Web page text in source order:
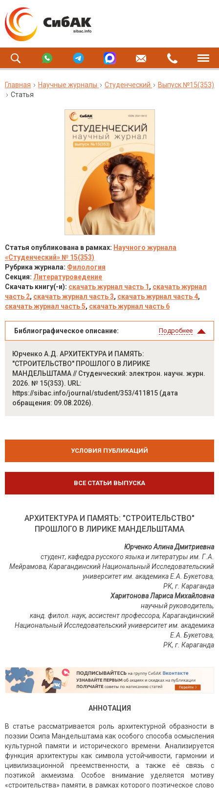
Главная Научные журналы Студенческий
Выпуск №15(353)
Статья
Статья опубликована в рамках: Научного журнала
«Студенческий» № 15(353)
Рубрика журнала: Филология
Секция: Литературоведение
Скачать книгу(-и): скачать журнал часть 1 , скачать журнал
часть 2, скачать журнал часть 3, скачать журнал часть 4,
скачать журнал часть 5, скачать журнал часть 6
Библиографическое описание: Подробнее
Юрченко А.Д. АРХИТЕКТУРА И ПАМЯТЬ:
"СТРОИТЕЛЬСТВО" ПРОШЛОГО В ЛИРИКЕ
МАНДЕЛЬШТАМА // Студенческий: электрон. научн. журн.
2026. № 15(353). URL:
https://sibac.info/journal/student/353/411815 (дата
обращения: 09.08.2026).
УСЛОВИЯ ПУБЛИКАЦИЙ
ВСЕ СТАТЬИ ВЫПУСКА
АРХИТЕКТУРА И ПАМЯТЬ: "СТРОИТЕЛЬСТВО"
ПРОШЛОГО В ЛИРИКЕ МАНДЕЛЬШТАМА
Юрченко Алина Дмитриевна
студент, кафедра русского языка и литературы им. Г.А.
Мейрамова, Карагандинский Национальный Исследовательский
университет им. академика Е.А. Букетова,
РК, г. Караганда
Харитонова Лариса Михайловна
научный руководитель,
канд. филол. наук, ассистент профессора, Карагандинский
Национальный Исследовательский университет им. академика
Е.А. Букетова,
РК, г. Караганда
АННОТАЦИЯ
В статье рассматривается роль архитектурной образности в
поэзии Осипа Мандельштама как особого способа осмысления
культурной памяти и исторического времени. Анализируется
функция архитектуры как символа устойчивости, гармонии и
цивилизационной преемственности, а также её связь с
поэтикой акмеизма. Особое внимание уделяется мотиву
«строительства» памяти, в рамках которого поэтическое слово